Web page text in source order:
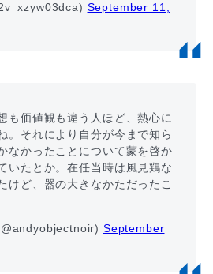
September 11,
も価値観も違う人ほど、熱心に
。それにより自分が今まで知ら
なかったことについて蒙を啓か
いたとか。在任当時は風見鶏な
けど、器の大きなかただったこ
September